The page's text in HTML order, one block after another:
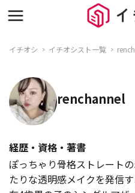
イチオシ イチオシスト一覧
renchannel
経歴・資格・著書
ぽっちゃり骨格ストレート
たりな透明感メイクを発信